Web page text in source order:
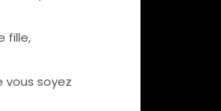
fille,
vous soyez